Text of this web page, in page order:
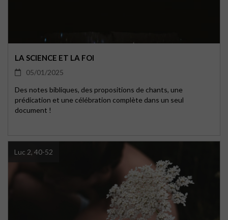
LA SCIENCE ET LA FOI
05/01/2025
Des notes bibliques, des propositions de chants, une
prédication et une célébration complète dans un seul
document !
Luc 2, 40-52